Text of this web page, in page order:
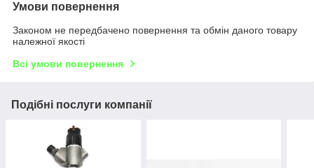
Умови повернення
Законом не передбачено повернення та обмін даного товару
належної якості
Всі умови повернення
Подібні послуги компанії